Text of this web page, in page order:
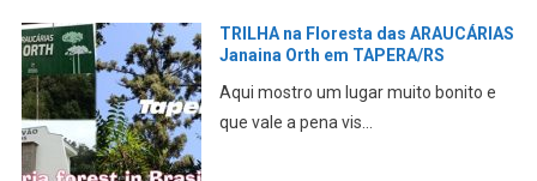
TRILHA na Floresta das ARAUCÁRIAS
Janaina Orth em TAPERA/RS
Aqui mostro um lugar muito bonito e
que vale a pena vis...